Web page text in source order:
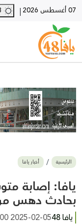
07 أغسطس 2026 |
أخبار محلية
أخبار يافا
SHORTS
أخبار اللد والرملة
بيع وشراء
أخبار القدس
وفيات
المزيد
الرئيسية أخبار يافا
يافا: إصابة
بحادث دهس
يافا 48
2025-02-05 19:12:00